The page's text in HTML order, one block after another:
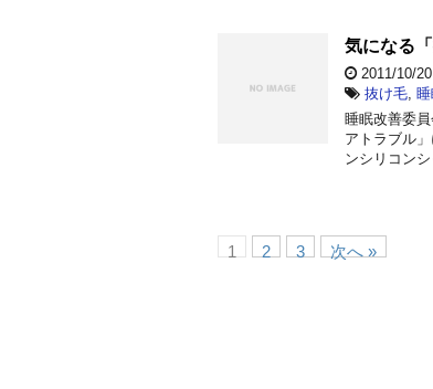
気になる
2011/10/20
抜け毛
睡眠改善委
アトラブル
ンシリコン
1 2 3 次へ »